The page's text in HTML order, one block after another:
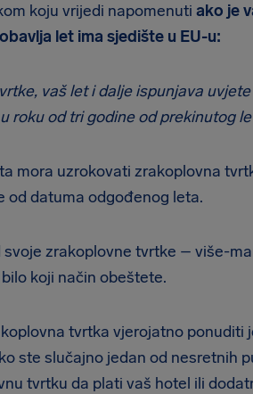
koju vrijedi napomenuti ako je
let ima sjedište u EU-u:
vaš let i dalje ispunjava
roku od tri godine od prekinutog
mora uzrokovati zrakoplovna
od datuma odgođenog leta.
zrakoplovne tvrtke – više-
koji način obeštete.
tvrtka vjerojatno ponuditi
ste slučajno jedan od nesretnih
tvrtku da plati vaš hotel ili